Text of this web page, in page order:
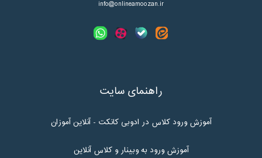
info@onlineamoozan.ir
راهنمای سایت
آموزش ورود کلاس در ادوبی کانکت - آنلاین آموزان
آموزش ورود به وبینار و کلاس آنلاین